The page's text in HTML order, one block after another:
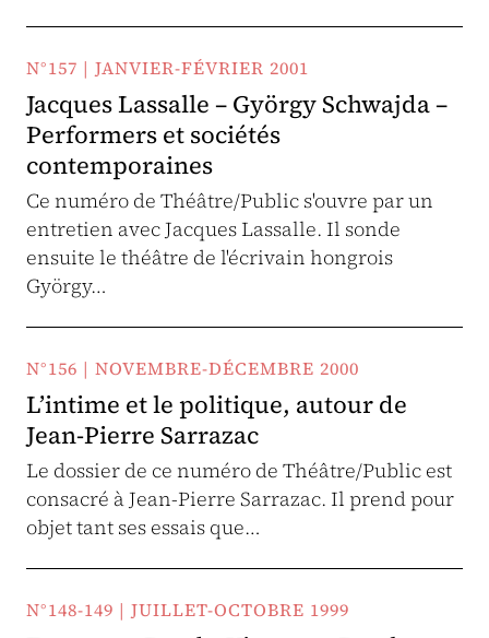
N°157 | JANVIER-FÉVRIER 2001
Jacques Lassalle – György Schwajda –
Performers et sociétés
contemporaines
Ce numéro de Théâtre/Public s'ouvre par un
entretien avec Jacques Lassalle. Il sonde
ensuite le théâtre de l'écrivain hongrois
György…
N°156 | NOVEMBRE-DÉCEMBRE 2000
L’intime et le politique, autour de
Jean-Pierre Sarrazac
Le dossier de ce numéro de Théâtre/Public est
consacré à Jean-Pierre Sarrazac. Il prend pour
objet tant ses essais que…
N°148-149 | JUILLET-OCTOBRE 1999